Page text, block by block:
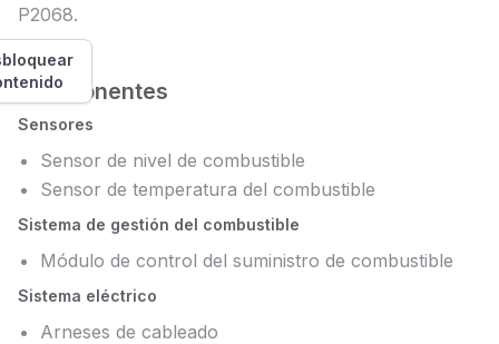
P2068.
Componentes
Sensores
Sensor de nivel de combustible
Sensor de temperatura del combustible
Sistema de gestión del combustible
Módulo de control del suministro de combustible
Sistema eléctrico
Arneses de cableado